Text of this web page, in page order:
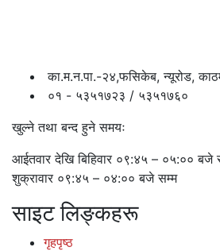
का.म.न.पा.-२४,फसिकेब, न्यूरोड,
०१ - ५३५१७२३ / ५३५१७६०
खुल्ने तथा बन्द हुने समयः
आईतवार देखि बिहिवार ०९:४५ – ०५:०० बजे
शुक्रावार ०९:४५ – ०४:०० बजे सम्म
साइट लिङ्कहरू
गृहपृष्ठ